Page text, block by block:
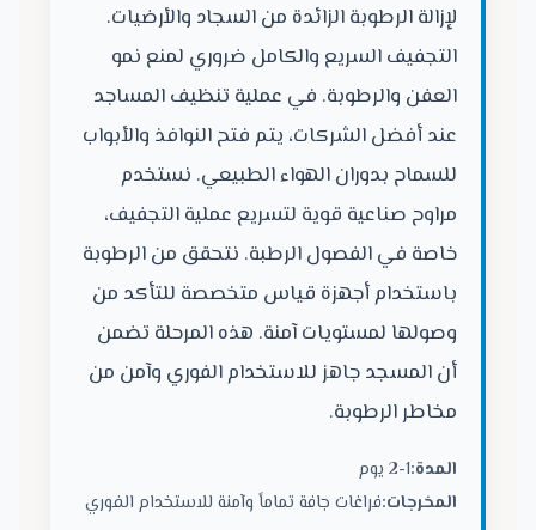
لإزالة الرطوبة الزائدة من السجاد والأرضيات.
التجفيف السريع والكامل ضروري لمنع نمو
العفن والرطوبة. في عملية تنظيف المساجد
عند أفضل الشركات، يتم فتح النوافذ والأبواب
للسماح بدوران الهواء الطبيعي. نستخدم
مراوح صناعية قوية لتسريع عملية التجفيف،
خاصة في الفصول الرطبة. نتحقق من الرطوبة
باستخدام أجهزة قياس متخصصة للتأكد من
وصولها لمستويات آمنة. هذه المرحلة تضمن
أن المسجد جاهز للاستخدام الفوري وآمن من
مخاطر الرطوبة.
المدة:1-2 يوم
المخرجات:فراغات جافة تماماً وآمنة للاستخدام الفوري